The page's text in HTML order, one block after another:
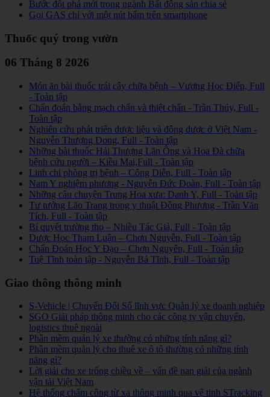
Bước đột phá mới trong ngành Bất động sản chia sẻ
Gọi GAS chỉ với một nút bấm trên smartphone
Thuốc quý trong vườn
06 Tháng 8 2026
Món ăn bài thuốc trái cây chữa bệnh – Vương Học Điển, Full
- Toàn tập
Chẩn đoán bằng mạch chẩn và thiệt chẩn - Trần Thúy, Full -
Toàn tập
Nghiên cứu phát triển dược liệu và đông dược ở Việt Nam -
Nguyễn Thượng Dong, Full - Toàn tập
Những bài thuốc Hải Thượng Lãn Ông và Hoa Đà chữa
bệnh cứu người – Kiều Mai,Full - Toàn tập
Linh chi phòng trị bệnh – Công Diễn, Full - Toàn tập
Nam Y nghiệm phương - Nguyễn Đức Đoàn, Full - Toàn tập
Những câu chuyện Trung Hoa xưa: Danh Y, Full - Toàn tập
Tư tưởng Lão Trang trong y thuật Đông Phương - Trần Văn
Tích, Full - Toàn tập
Bí quyết trường thọ – Nhiều Tác Giả, Full - Toàn tập
Dược Học Tham Luận – Chơn Nguyễn, Full - Toàn tập
Chẩn Đoán Học Y Đạo – Chơn Nguyên, Full - Toàn tập
Tuệ Tĩnh toàn tập - Nguyễn Bá Tĩnh, Full - Toàn tập
Giao thông thông minh
S-Vehicle | Chuyển Đổi Số lĩnh vực Quản lý xe doanh nghiệp
SGO Giải pháp thông minh cho các công ty vận chuyển,
logistics thuê ngoài
Phần mềm quản lý xe thường có những tính năng gì?
Phần mềm quản lý cho thuê xe ô tô thường có những tính
năng gì?
Lời giải cho xe trống chiều về – vấn đề nan giải của ngành
vận tải Việt Nam
Hệ thống chấm công từ xa thông minh qua vệ tinh STracking